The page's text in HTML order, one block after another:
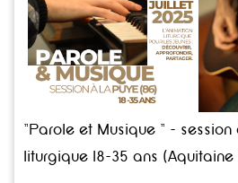
"Parole et Musique " -
liturgique 18-35 ans (Aquitaine